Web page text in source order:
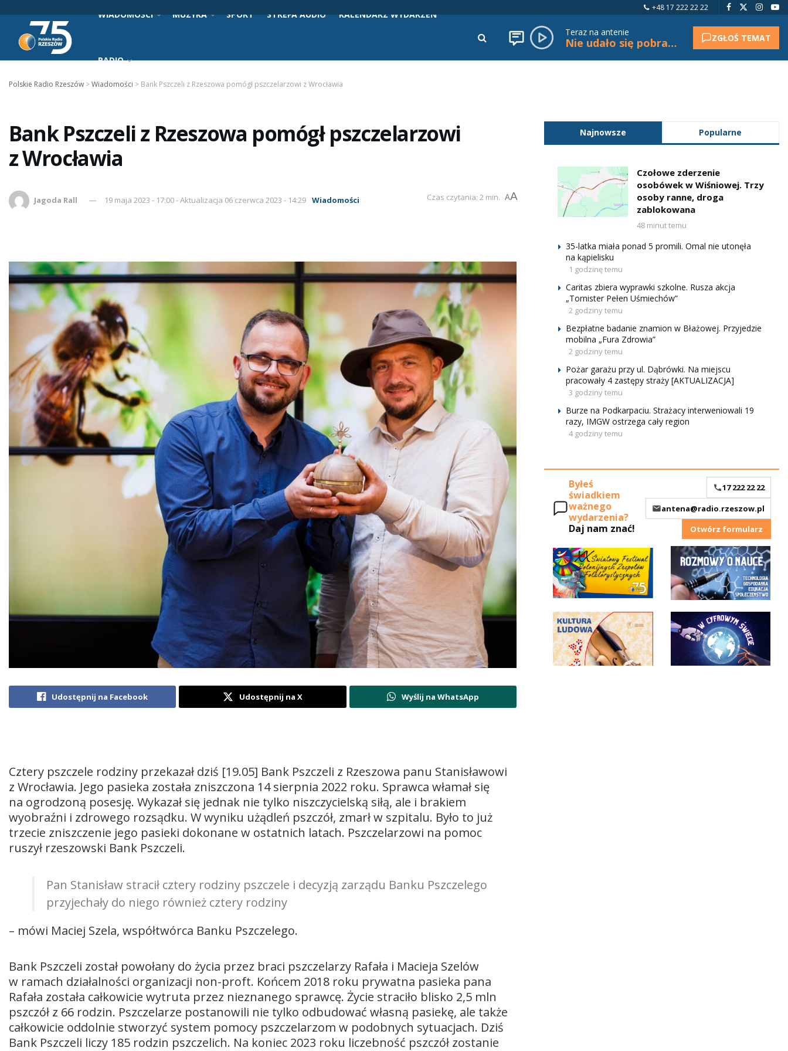
+48 17 222 22 22
WIADOMOŚCI MUZYKA SPORT STREFA AUDIO KALENDARZ WYDARZEŃ
RADIO
Teraz na antenie
Nie udało się pobrać tytułu. ZGŁOŚ TEMAT
Polskie Radio Rzeszów >Wiadomości > Bank Pszczeli z Rzeszowa pomógł pszczelarzowi z Wrocławia
Bank Pszczeli z Rzeszowa pomógł pszczelarzowi
z Wrocławia
Jagoda Rall 19 maja 2023 - 17:00 - Aktualizacja 06 czerwca 2023 - 14:29 Wiadomości Czas czytania: 2 min. AA
Udostępnij na Facebook Udostępnij na X Wyślij na WhatsApp
Cztery pszczele rodziny przekazał dziś [19.05] Bank Pszczeli z Rzeszowa panu Stanisławowi
z Wrocławia. Jego pasieka została zniszczona 14 sierpnia 2022 roku. Sprawca włamał się
na ogrodzoną posesję. Wykazał się jednak nie tylko niszczycielską siłą, ale i brakiem
wyobraźni i zdrowego rozsądku. W wyniku użądleń pszczół, zmarł w szpitalu. Było to już
trzecie zniszczenie jego pasieki dokonane w ostatnich latach. Pszczelarzowi na pomoc
ruszył rzeszowski Bank Pszczeli.
Pan Stanisław stracił cztery rodziny pszczele i decyzją zarządu Banku Pszczelego
przyjechały do niego również cztery rodziny
– mówi Maciej Szela, współtwórca Banku Pszczelego.
Bank Pszczeli został powołany do życia przez braci pszczelarzy Rafała i Macieja Szelów
w ramach działalności organizacji non-proft. Końcem 2018 roku prywatna pasieka pana
Rafała została całkowicie wytruta przez nieznanego sprawcę. Życie straciło blisko 2,5 mln
pszczół z 66 rodzin. Pszczelarze postanowili nie tylko odbudować własną pasiekę, ale także
całkowicie oddolnie stworzyć system pomocy pszczelarzom w podobnych sytuacjach. Dziś
Bank Pszczeli liczy 185 rodzin pszczelich. Na koniec 2023 roku liczebność pszczół zostanie
Najnowsze Popularne
Czołowe zderzenie
osobówek w Wiśniowej. Trzy
osoby ranne, droga
zablokowana
48 minut temu
35-latka miała ponad 5 promili. Omal nie utonęła
na kąpielisku
1 godzinę temu
Caritas zbiera wyprawki szkolne. Rusza akcja
„Tornister Pełen Uśmiechów”
2 godziny temu
Bezpłatne badanie znamion w Błażowej. Przyjedzie
mobilna „Fura Zdrowia”
2 godziny temu
Pożar garażu przy ul. Dąbrówki. Na miejscu
pracowały 4 zastępy straży [AKTUALIZACJA]
3 godziny temu
Burze na Podkarpaciu. Strażacy interweniowali 19
razy, IMGW ostrzega cały region
4 godziny temu
Byłeś
świadkiem
ważnego
wydarzenia?
Daj nam znać!
17 222 22 22
antena@radio.rzeszow.pl
Otwórz formularz